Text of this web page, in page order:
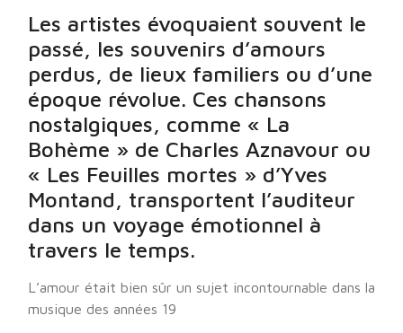
Les artistes évoquaient souvent le
passé, les souvenirs d’amours
perdus, de lieux familiers ou d’une
époque révolue. Ces chansons
nostalgiques, comme « La
Bohème » de Charles Aznavour ou
« Les Feuilles mortes » d’Yves
Montand, transportent l’auditeur
dans un voyage émotionnel à
travers le temps.
L’amour était bien sûr un sujet incontournable dans la
musique des années 19